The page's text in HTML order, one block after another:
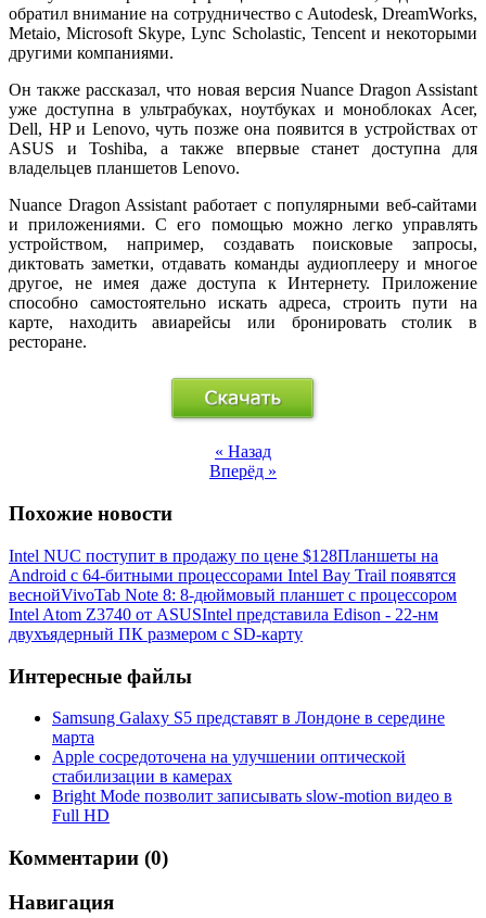
обратил внимание на сотрудничество с Autodesk, DreamWorks,
Metaio, Microsoft Skype, Lync Scholastic, Tencent и некоторыми
другими компаниями.
Он также рассказал, что новая версия Nuance Dragon Assistant
уже доступна в ультрабуках, ноутбуках и моноблоках Acer,
Dell, HP и Lenovo, чуть позже она появится в устройствах от
ASUS и Toshiba, а также впервые станет доступна для
владельцев планшетов Lenovo.
Nuance Dragon Assistant работает с популярными веб-сайтами
и приложениями. С его помощью можно легко управлять
устройством, например, создавать поисковые запросы,
диктовать заметки, отдавать команды аудиоплееру и многое
другое, не имея даже доступа к Интернету. Приложение
способно самостоятельно искать адреса, строить пути на
карте, находить авиарейсы или бронировать столик в
ресторане.
« Назад
Вперёд »
Похожие новости
Intel NUC поступит в продажу по цене $128Планшеты на
Android с 64-битными процессорами Intel Bay Trail появятся
веснойVivoTab Note 8: 8-дюймовый планшет с процессором
Intel Atom Z3740 от ASUSIntel представила Edison - 22-нм
двухъядерный ПК размером с SD-карту
Интересные файлы
Samsung Galaxy S5 представят в Лондоне в середине
марта
Apple сосредоточена на улучшении оптической
стабилизации в камерах
Bright Mode позволит записывать slow-motion видео в
Full HD
Комментарии (0)
Навигация